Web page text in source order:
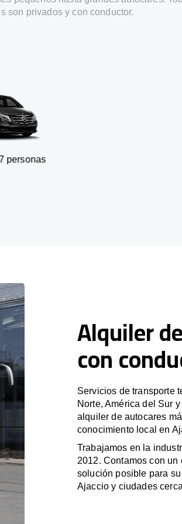
son privados y con conductor.
SUV -
Alquiler
con
Servicios de transporte
Norte, América del Sur
alquiler de autocares
conocimiento local en
Trabajamos en la
2012. Contamos con
solución posible para
Ajaccio y ciudades